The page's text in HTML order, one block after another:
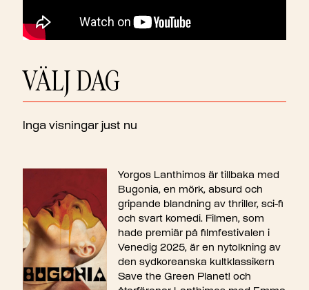
Yorgos Lanthimos är tillbaka med
Bugonia, en mörk, absurd och
gripande blandning av thriller, sci-fi
och svart komedi. Filmen, som
hade premiär på filmfestivalen i
Venedig 2025, är en nytolkning av
den sydkoreanska kultklassikern
Save the Green Planet! och
VÄLJ DAG
Inga visningar just nu